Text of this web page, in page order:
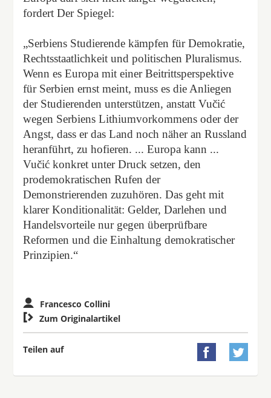
fordert Der Spiegel:
„Serbiens Studierende kämpfen für Demokratie,
Rechtsstaatlichkeit und politischen Pluralismus.
Wenn es Europa mit einer Beitrittsperspektive
für Serbien ernst meint, muss es die Anliegen
der Studierenden unterstützen, anstatt Vučić
wegen Serbiens Lithiumvorkommens oder der
Angst, dass er das Land noch näher an Russland
heranführt, zu hofieren. ... Europa kann ...
Vučić konkret unter Druck setzen, den
prodemokratischen Rufen der
Demonstrierenden zuzuhören. Das geht mit
klarer Konditionalität: Gelder, Darlehen und
Handelsvorteile nur gegen überprüfbare
Reformen und die Einhaltung demokratischer
Prinzipien.“
Francesco Collini
 Zum Originalartikel
Teilen auf  